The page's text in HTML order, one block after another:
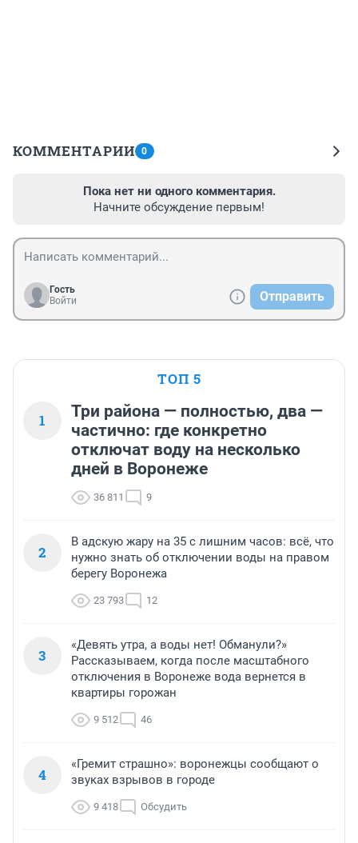
КОММЕНТАРИИ 0
Пока нет ни одного комментария.
Начните обсуждение первым!
Гость
Войти
Отправить
ТОП 5
1
Три района — полностью, два —
частично: где конкретно
отключат воду на несколько
дней в Воронеже
36 811 9
2
В адскую жару на 35 с лишним часов: всё, что
нужно знать об отключении воды на правом
берегу Воронежа
23 793 12
3
«Девять утра, а воды нет! Обманули?»
Рассказываем, когда после масштабного
отключения в Воронеже вода вернется в
квартиры горожан
9 512 46
4
«Гремит страшно»: воронежцы сообщают о
звуках взрывов в городе
9 418 Обсудить